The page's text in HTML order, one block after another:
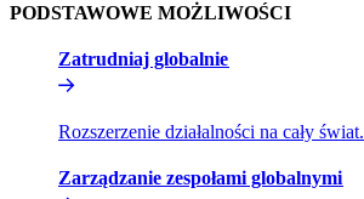
PODSTAWOWE MOŻLIWOŚCI​​
Zatrudniaj globalnie​​
Rozszerzenie działalności na cały świat.​​
Zarządzanie zespołami globalnymi​​